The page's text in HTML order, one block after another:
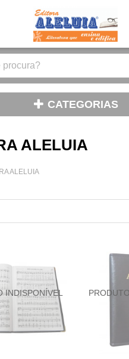
CATEGORIAS
ALELUIA
ALELUIA